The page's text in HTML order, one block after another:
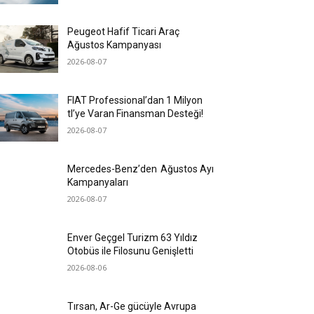
Peugeot Hafif Ticari Araç
Ağustos Kampanyası
2026-08-07
FIAT Professional’dan 1 Milyon
tl’ye Varan Finansman Desteği!
2026-08-07
Mercedes-Benz’den Ağustos Ayı
Kampanyaları
2026-08-07
Enver Geçgel Turizm 63 Yıldız
Otobüs ile Filosunu Genişletti
2026-08-06
Tırsan, Ar-Ge gücüyle Avrupa